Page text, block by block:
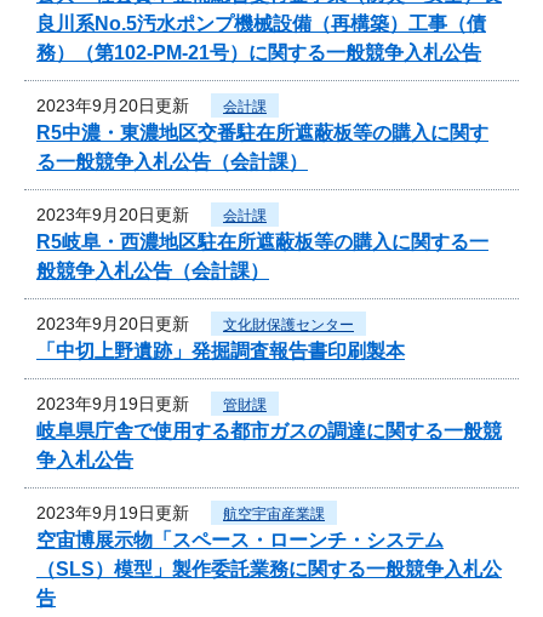
良川系No.5汚水ポンプ機械設備（再構築）工事（債
務）（第102-PM-21号）に関する一般競争入札公告
2023年9月20日更新 会計課
R5中濃・東濃地区交番駐在所遮蔽板等の購入に関す
る一般競争入札公告（会計課）
2023年9月20日更新 会計課
R5岐阜・西濃地区駐在所遮蔽板等の購入に関する一
般競争入札公告（会計課）
2023年9月20日更新 文化財保護センター
「中切上野遺跡」発掘調査報告書印刷製本
2023年9月19日更新 管財課
岐阜県庁舎で使用する都市ガスの調達に関する一般競
争入札公告
2023年9月19日更新 航空宇宙産業課
空宙博展示物「スペース・ローンチ・システム
（SLS）模型」製作委託業務に関する一般競争入札公
告